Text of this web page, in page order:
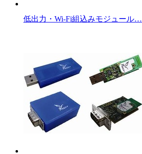
低出力・Wi-Fi組込みモジュール…